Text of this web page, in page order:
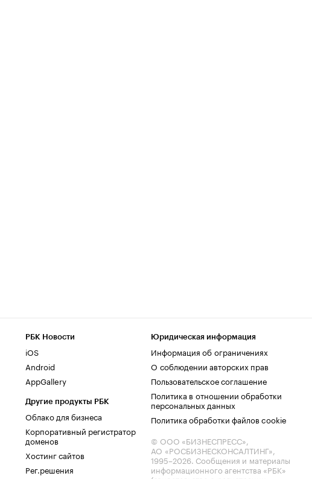
РБК Новости
iOS
Android
AppGallery
Другие продукты РБК
Облако для бизнеса
Корпоративный регистратор
доменов
Хостинг сайтов
Рег.решения
Юридическая информация
Информация об ограничениях
О соблюдении авторских прав
Пользовательское соглашение
Политика в отношении обработки
персональных данных
Политика обработки файлов cookie
© ООО «БИЗНЕСПРЕСС»,
АО «РОСБИЗНЕСКОНСАЛТИНГ»,
1995–2026. Сообщения и материалы
информационного агентства «РБК»